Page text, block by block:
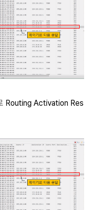
Routing Activation Res